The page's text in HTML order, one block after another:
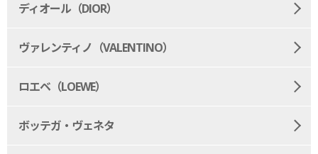
ディオール（DIOR）
ヴァレンティノ（VALENTINO）
ロエベ（LOEWE）
ボッテガ・ヴェネタ